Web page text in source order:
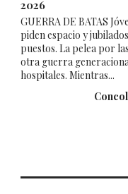
2026
GUERRA DE BATAS
piden espacio y
puestos. La pelea por
otra guerra
hospitales. Mientras...